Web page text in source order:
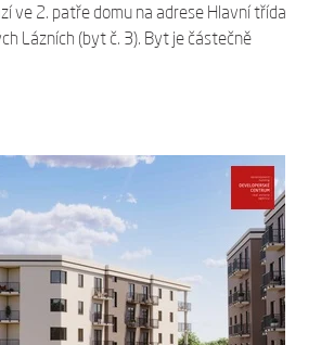
ve 2. patře domu na adrese Hlavní třída
Lázních (byt č. 3). Byt je částečně